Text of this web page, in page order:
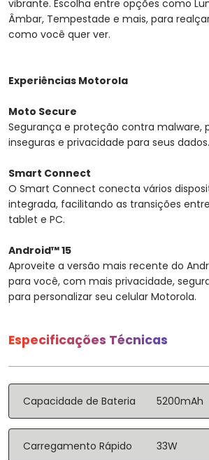
vibrante. Escolha entre opções como
Âmbar, Tempestade e mais, para
como você quer ver.
Experiências Motorola
Moto Secure
Segurança e proteção contra malware,
inseguras e privacidade para seus dados.
Smart Connect
O Smart Connect conecta vários
integrada, facilitando as transições
tablet e PC.
Android™ 15
Aproveite a versão mais recente do
para você, com mais privacidade,
para personalizar seu celular Motorola.
Especificações Técnicas
Capacidade de Bateria 5200mAh
Carregamento Rápido 33W